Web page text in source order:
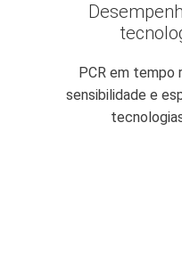
PCR em tempo
sensibilidade e